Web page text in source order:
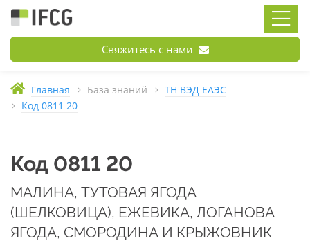
Свяжитесь с нами
Главная База знаний
ТН ВЭД ЕАЭС
Код 0811 20
Код 0811 20
МАЛИНА, ТУТОВАЯ ЯГОДА
(ШЕЛКОВИЦА), ЕЖЕВИКА, ЛОГАНОВА
ЯГОДА, СМОРОДИНА И КРЫЖОВНИК